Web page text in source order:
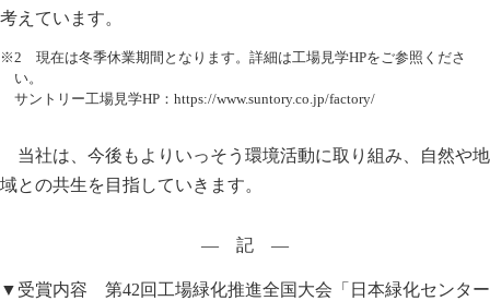
考えています。
※2 現在は冬季休業期間となります。詳細は工場見学HPをご参照くださ
い。
サントリー工場見学HP： https://www.suntory.co.jp/factory/
当社は、今後もよりいっそう環境活動に取り組み、自然や地
域との共生を目指していきます。
― 記 ―
▼受賞内容 第42回工場緑化推進全国大会「日本緑化センター